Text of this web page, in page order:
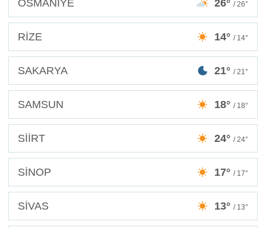
OSMANİYE 26° / 26°
RİZE 14° / 14°
SAKARYA 21° / 21°
SAMSUN 18° / 18°
SİİRT 24° / 24°
SİNOP 17° / 17°
SİVAS 13° / 13°